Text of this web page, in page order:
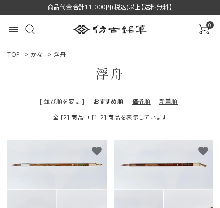
商品代金合計11,000円(税込)以上【送料無料】
menu 0
ACCOUNT MENU
TOP > かな > 浮舟
浮舟
[ 並び順を変更 ] - おすすめ順 - 価格順 - 新着順
全 [2] 商品中 [1-2] 商品を表示しています
favorite favorite